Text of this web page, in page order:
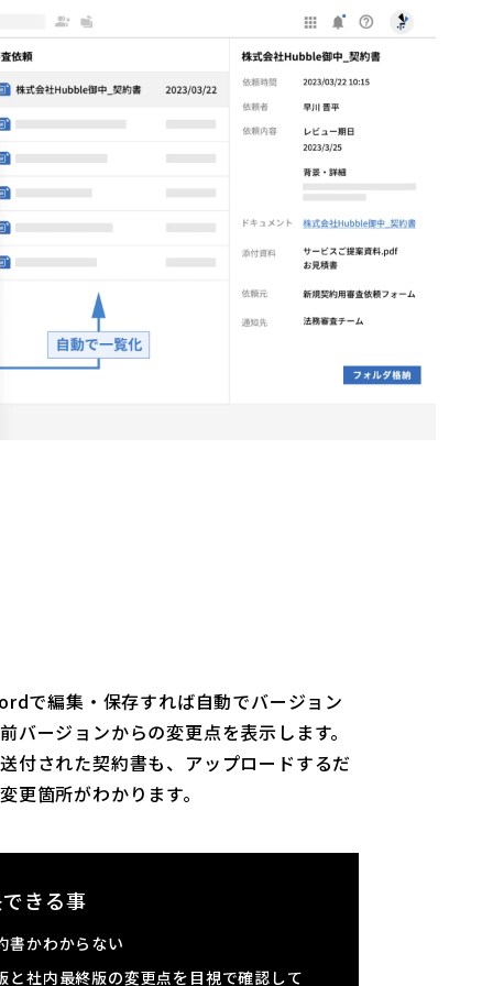
で編集・保存すれば自動でバージョン
バージョンからの変更点を表示します。
付された契約書も、アップロードするだ
更箇所がわかります。
きる事
書かわからない
と社内最終版の変更点を目視で確認して